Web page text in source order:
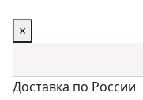
×
Доставка по России